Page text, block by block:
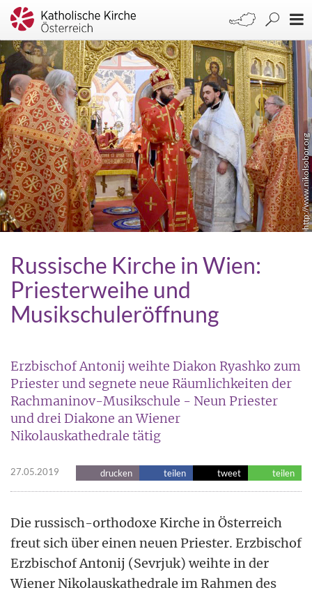
http://www.nikolsobor.org
Russische Kirche in Wien:
Priesterweihe und
Musikschuleröffnung
Erzbischof Antonij weihte Diakon Ryashko zum
Priester und segnete neue Räumlichkeiten der
Rachmaninov-Musikschule - Neun Priester
und drei Diakone an Wiener
Nikolauskathedrale tätig
27.05.2019 drucken teilen tweet teilen
Die russisch-orthodoxe Kirche in Österreich
freut sich über einen neuen Priester. Erzbischof
Erzbischof Antonij (Sevrjuk) weihte in der
Wiener Nikolauskathedrale im Rahmen des